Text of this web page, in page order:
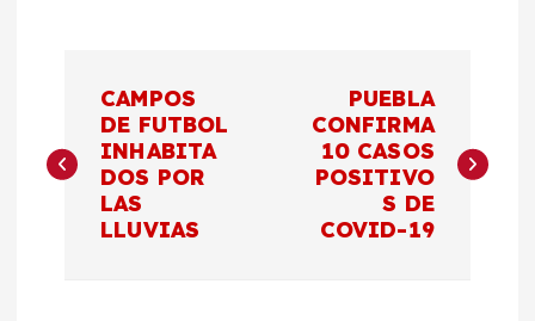
a
v
CAMPOS
DE FUTBOL
INHABITA
DOS POR
LAS
LLUVIAS
PUEBLA
CONFIRMA
10 CASOS
POSITIVO
S DE
COVID-19